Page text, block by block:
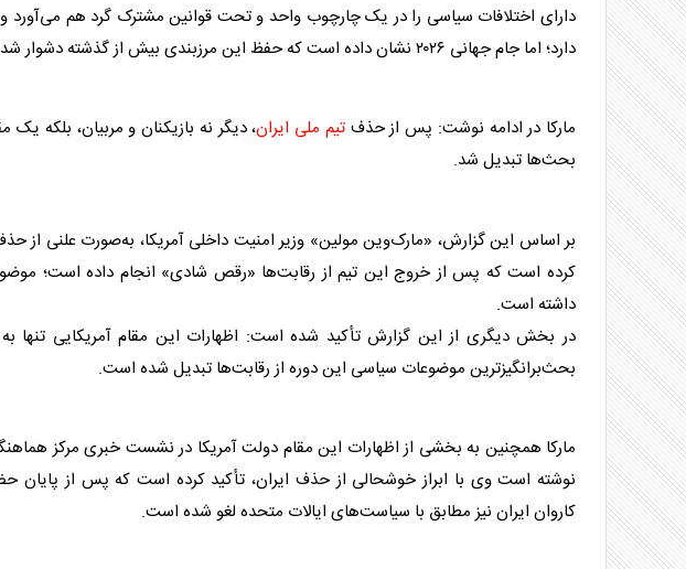
دارای اختلافات سیاسی را در یک چارچوب واحد و تحت قوانین مشترک گرد هم می‌آورد
دارد؛ اما جام جهانی ۲۰۲۶ نشان داده است که حفظ این مرزبندی بیش از گذشته دشوار شده است.
مارکا در ادامه نوشت: پس از حذفتیم ملی ایران، دیگر نه بازیکنان و مربیان، بلکه یک
بحث‌ها تبدیل شد.
بر اساس این گزارش، «مارک‌وین مولین» وزیر امنیت داخلی آمریکا، به‌صورت علنی از
کرده است که پس از خروج این تیم از رقابت‌ها «رقص شادی» انجام داده است؛
داشته است.
در بخش دیگری از این گزارش تأکید شده است: اظهارات این مقام آمریکایی تنها
بحث‌برانگیزترین موضوعات سیاسی این دوره از رقابت‌ها تبدیل شده است.
مارکا همچنین به بخشی از اظهارات این مقام دولت آمریکا در نشست خبری مرکز
نوشته است وی با ابراز خوشحالی از حذف ایران، تأکید کرده است که پس از پایان
کاروان ایران نیز مطابق با سیاست‌های ایالات متحده لغو شده است.